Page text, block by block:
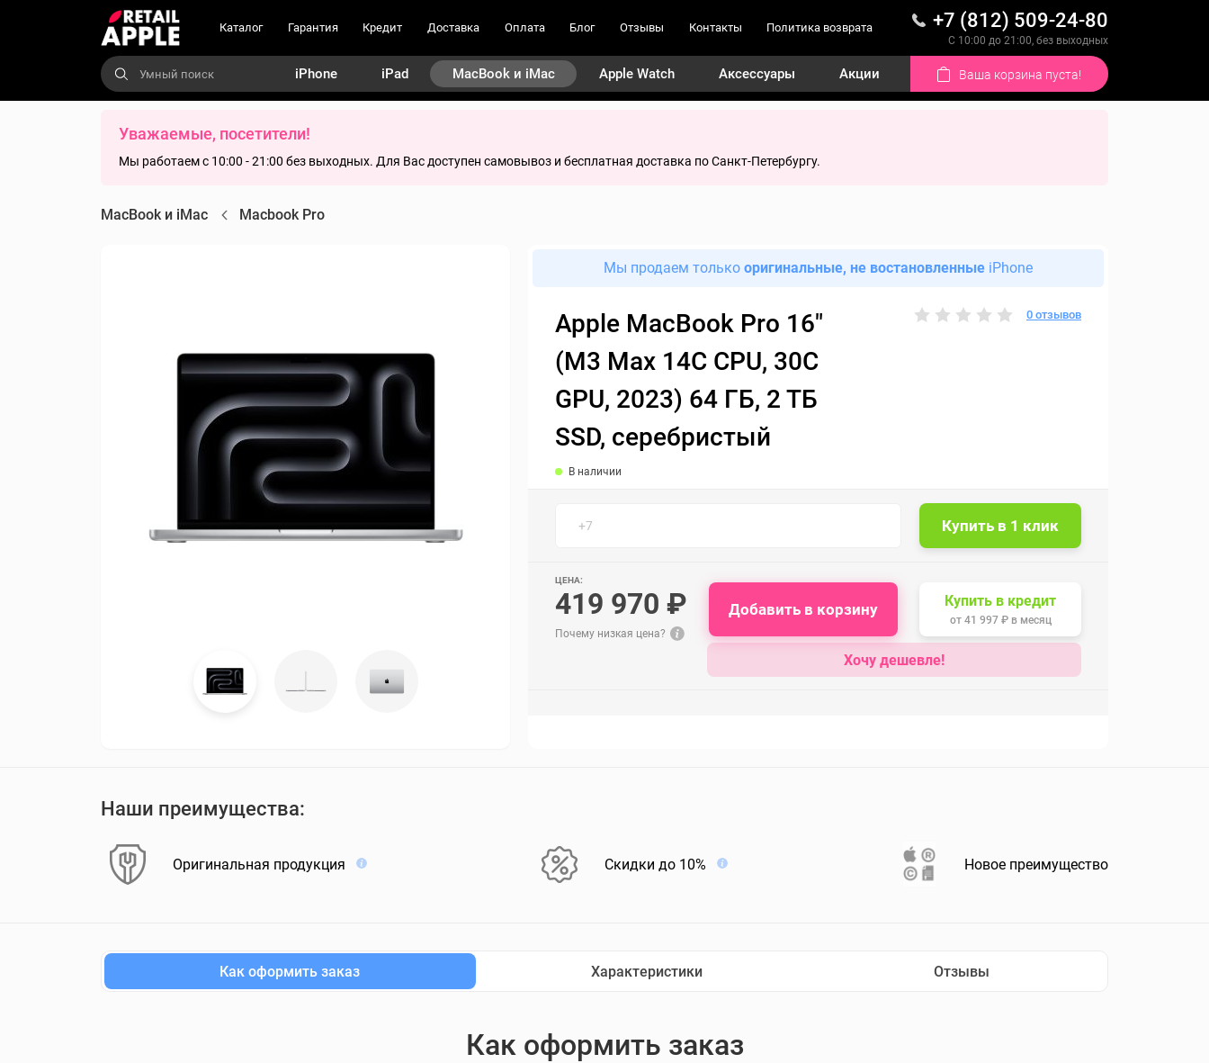
Каталог Гарантия Кредит Доставка Оплата Блог Отзывы Контакты Политика возврата +7 (812) 509-24-80
С 10:00 до 21:00, без выходных
iPhone iPad MacBook и iMac Apple Watch Аксессуары Акции Ваша корзина пуста!
Уважаемые, посетители!
Мы работаем с 10:00 - 21:00 без выходных. Для Вас доступен самовывоз и бесплатная доставка по Санкт-Петербургу.
MacBook и iMac Macbook Pro
Мы продаем только оригинальные, не востановленные iPhone
Apple MacBook Pro 16"
(M3 Max 14C CPU, 30C
GPU, 2023) 64 ГБ, 2 ТБ
SSD, серебристый
0 отзывов
В наличии
ЦЕНА:
419 970 ₽
Почему низкая цена?
Добавить в корзину Купить в кредит
от 41 997 ₽в месяц
Хочу дешевле!
Наши преимущества:
Оригинальная продукция Скидки до 10% Новое преимущество
Как оформить заказ Характеристики Отзывы
Как оформить заказ